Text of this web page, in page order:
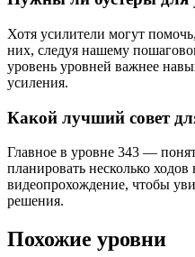
Хотя усилители могут
них, следуя нашему
уровень уровней важнее
усиления.
Какой лучший совет
Главное в уровне 343 —
планировать несколько
видеопрохождение, чтобы
решения.
Похожие уровни